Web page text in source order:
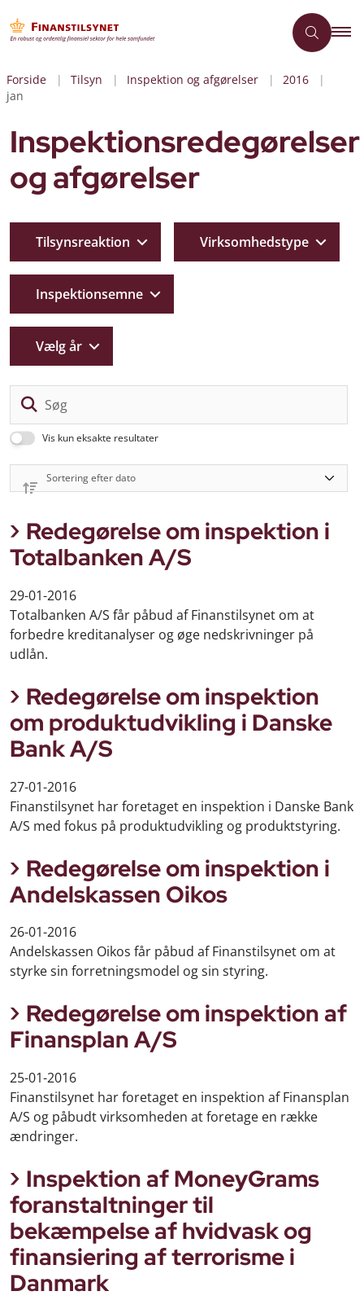
Forside Tilsyn Inspektion og afgørelser
2016
jan
Inspektionsredegørelser
og afgørelser
Vis kun eksakte resultater
Tilsynsreaktion Virksomhedstype
Inspektionsemne
Vælg år
Redegørelse om inspektion i
Totalbanken A/S
29-01-2016
Totalbanken A/S får påbud af Finanstilsynet om at
forbedre kreditanalyser og øge nedskrivninger på
udlån.
Redegørelse om inspektion
om produktudvikling i Danske
Bank A/S
27-01-2016
Finanstilsynet har foretaget en inspektion i Danske Bank
A/S med fokus på produktudvikling og produktstyring.
Redegørelse om inspektion i
Andelskassen Oikos
26-01-2016
Andelskassen Oikos får påbud af Finanstilsynet om at
styrke sin forretningsmodel og sin styring.
Redegørelse om inspektion af
Finansplan A/S
25-01-2016
Finanstilsynet har foretaget en inspektion af Finansplan
A/S og påbudt virksomheden at foretage en række
ændringer.
Inspektion af MoneyGrams
foranstaltninger til
bekæmpelse af hvidvask og
finansiering af terrorisme i
Danmark